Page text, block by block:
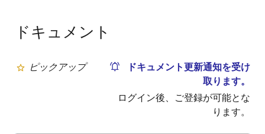
ドキュメント
ピックアップ
ドキュメント更新通知を受け
取ります。
ログイン後、ご登録が可能とな
ります。